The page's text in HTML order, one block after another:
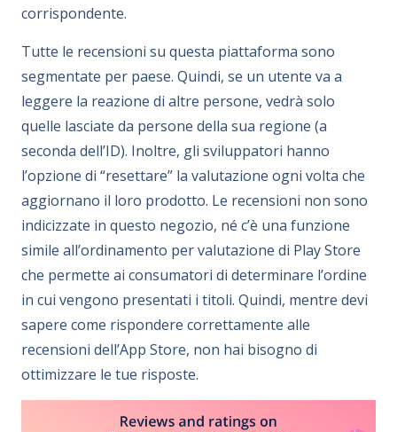
corrispondente.
Tutte le recensioni su questa piattaforma sono
segmentate per paese. Quindi, se un utente va a
leggere la reazione di altre persone, vedrà solo
quelle lasciate da persone della sua regione (a
seconda dell’ID). Inoltre, gli sviluppatori hanno
l’opzione di “resettare” la valutazione ogni volta che
aggiornano il loro prodotto. Le recensioni non sono
indicizzate in questo negozio, né c’è una funzione
simile all’ordinamento per valutazione di Play Store
che permette ai consumatori di determinare l’ordine
in cui vengono presentati i titoli. Quindi, mentre devi
sapere come rispondere correttamente alle
recensioni dell’App Store, non hai bisogno di
ottimizzare le tue risposte.